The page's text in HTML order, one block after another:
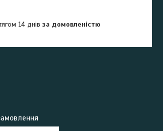
14 днівза домовленістю